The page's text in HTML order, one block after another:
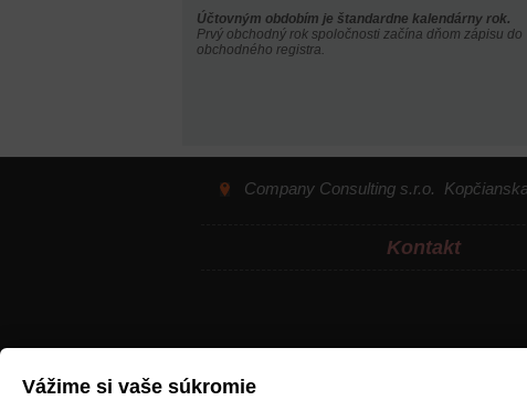
Účtovným obdobím je štandardne kalendárny rok.
Prvý obchodný rok spoločnosti začína dňom zápisu do
obchodného registra.
Company Consulting s.r.o.
Kontakt
Vážime si vaše súkromie